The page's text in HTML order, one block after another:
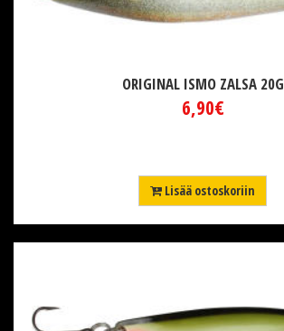
ORIGINAL ISMO ZALSA 20G
6,90€
Lisää ostoskoriin